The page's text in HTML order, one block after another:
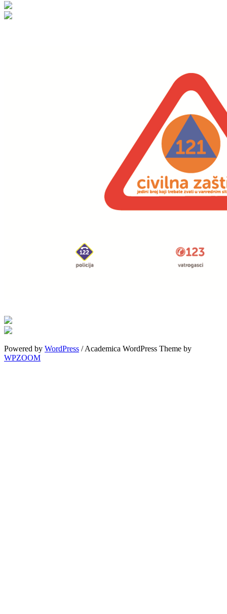
Powered by WordPress / Academica WordPress Theme by
WPZOOM